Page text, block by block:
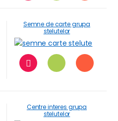
Semne de carte grupa
stelutelor
Centre interes grupa
stelutelor